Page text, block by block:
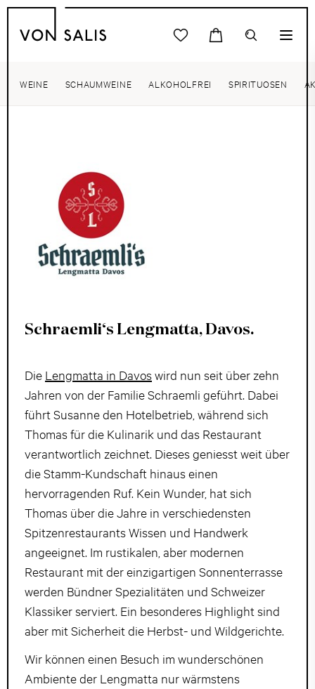
WEINE SCHAUMWEINE ALKOHOLFREI SPIRITUOSEN
Schraemli‘s Lengmatta, Davos.
Die Lengmatta in Davoswird nun seit über zehn
Jahren von der Familie Schraemli geführt. Dabei
führt Susanne den Hotelbetrieb, während sich
Thomas für die Kulinarik und das Restaurant
verantwortlich zeichnet. Dieses geniesst weit über
die Stamm-Kundschaft hinaus einen
hervorragenden Ruf. Kein Wunder, hat sich
Thomas über die Jahre in verschiedensten
Spitzenrestaurants Wissen und Handwerk
angeeignet. Im rustikalen, aber modernen
Restaurant mit der einzigartigen Sonnenterrasse
werden Bündner Spezialitäten und Schweizer
Klassiker serviert. Ein besonderes Highlight sind
aber mit Sicherheit die Herbst- und Wildgerichte.
Wir können einen Besuch im wunderschönen
Ambiente der Lengmatta nur wärmstens